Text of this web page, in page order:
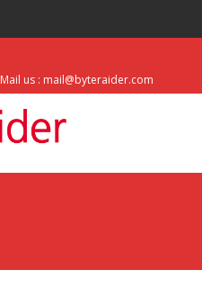
Mail us : mail@byteraider.com